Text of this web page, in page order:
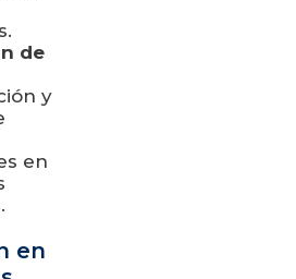
de
y
en
en